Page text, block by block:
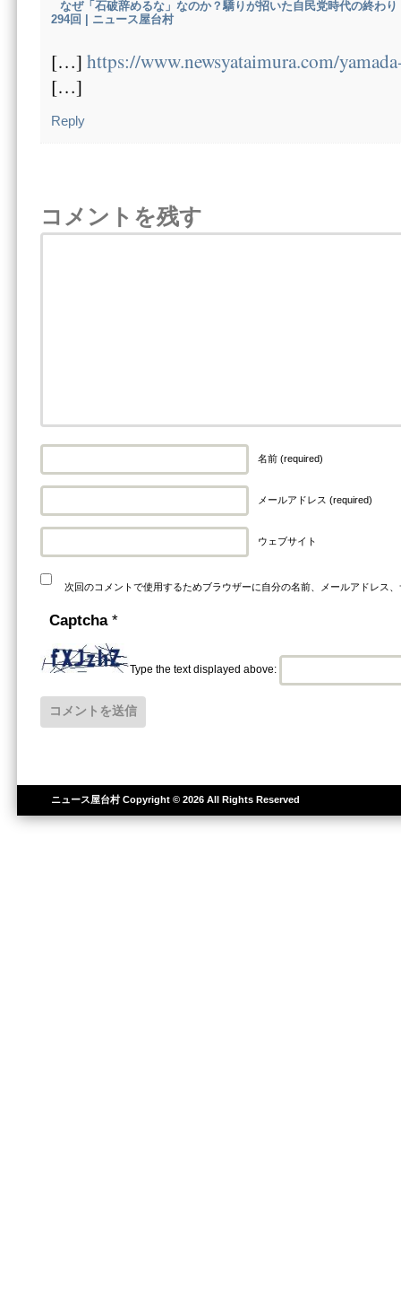
なぜ「石破辞めるな」なのか？驕りが招いた自民党時代の終わ
294回 | ニュース屋台村
[…]https://www.newsyataimura.com/
[…]
Reply
コメントを残す
名前 (required)
メールアドレス (required)
ウェブサイト
次回のコメントで使用するためブラウザーに自分の名前、メールアドレス
Captcha *
Type the text displayed above:
ニュース屋台村Copyright © 2026 All Rights Reserved